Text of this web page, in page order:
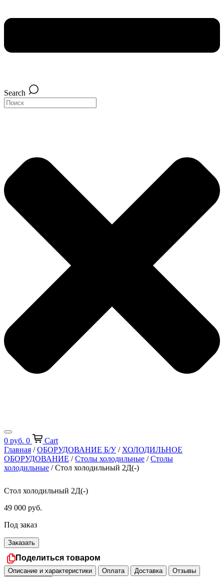
Search
0 руб. 0
Cart
Главная /ОБОРУДОВАНИЕ Б/У/ ХОЛОДИЛЬНОЕ
ОБОРУДОВАНИЕ /Столы холодильные /Столы
холодильные / Стол холодильный 2Д(-)
Стол холодильный 2Д(-)
49 000 руб.
Под заказ
Заказать
Поделиться товаром
Описание и характеристики Оплата Доставка
Отзывы